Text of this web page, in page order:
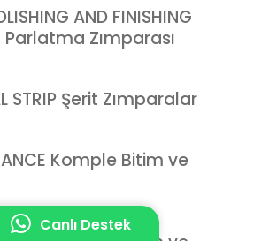
Canlı Destek
AND FINISHING
Zımparası
STRIP Şerit Zımparalar
Komple Bitim ve